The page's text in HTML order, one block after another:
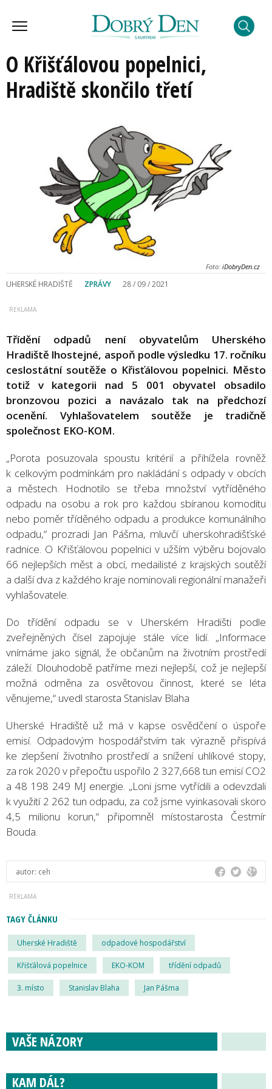
O Křišťálovou popelnici,
Hradiště skončilo třetí
Foto: iDobryDen.cz
UHERSKÉ HRADIŠTĚ ZPRÁVY 28 / 09 / 2021
Třídění odpadů není obyvatelům Uherského
Hradiště lhostejné, aspoň podle výsledku 17. ročníku
ceslostátní soutěže o Křisťálovou popelnici. Město
totiž v kategorii nad 5 001 obyvatel obsadilo
bronzovou pozici a navázalo tak na předchozí
ocenění. Vyhlašovatelem soutěže je tradičně
společnost EKO-KOM.
„Porota posuzovala spoustu kritérií a přihížela rovněž
k celkovým podmínkám pro nakládání s odpady v obcích
a městech. Hodnotilo se třeba množství vytříděného
odpadu na osobu a rok pro každou sbíranou komoditu
nebo poměr tříděného odpadu a produkce komunálního
odpadu,“ prozradi Jan Pášma, mluvčí uherskohradišťské
radnice. O Křišťálovou popelnici v užším výběru bojovalo
66 nejlepších měst a obcí, medailisté z krajských soutěží
a další dva z každého kraje nominovali regionální manažeři
vyhlašovatele.
Do třídění odpadu se v Uherském Hradišti podle
zveřejněných čísel zapojuje stále více lidí. „Informace
vnímáme jako signál, že občanům na životním prostředí
záleží. Dlouhodobě patříme mezi nejlepší, což je nejlepší
možná odměna za osvětovou činnost, které se léta
věnujeme,“ uvedl starosta Stanislav Blaha
Uherské Hradiště už má v kapse osvědčení o úspoře
emisí. Odpadovým hospodářstvím tak výrazně přispívá
ke zlepšení životního prostředí a snížení uhlíkové stopy,
za rok 2020 v přepočtu uspořilo 2 327,668 tun emisí CO2
a 48 198 249 MJ energie. „Loni jsme vytřídili a odevzdali
k využití 2 262 tun odpadu, za což jsme vyinkasovali skoro
4,5 milionu korun,“ připomněl místostarosta Čestmír
Bouda.
autor: ceh
TAGY ČLÁNKU
Uherské Hradiště odpadové hospodářství
Křišťálová popelnice EKO-KOM třídění odpadů
3. místo Stanislav Blaha Jan Pášma
VAŠE NÁZORY
KAM DÁL?